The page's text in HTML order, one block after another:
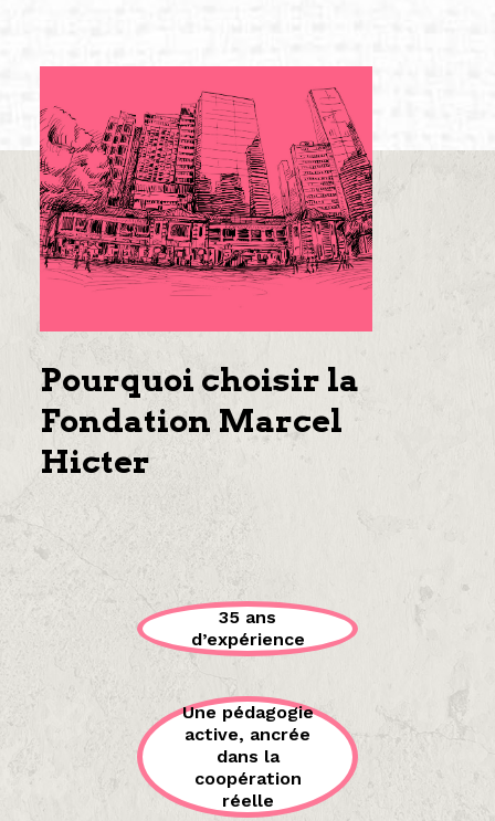
Pourquoi choisir la
Fondation Marcel
Hicter
35 ans
d’expérience
Une pédagogie
active, ancrée
dans la
coopération
réelle